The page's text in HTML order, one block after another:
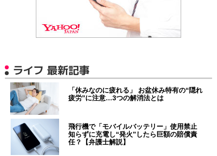
ライフ 最新記事
「休みなのに疲れる」 お盆休み特有の“隠れ
疲労”に注意…3つの解消法とは
飛行機で「モバイルバッテリー」使用禁止
知らずに充電し“発火”したら巨額の賠償責
任？【弁護士解説】